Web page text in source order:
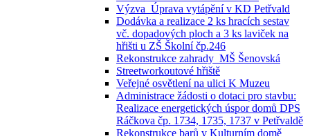
Výzva_Úprava vytápění v KD Petřvald
Dodávka a realizace 2 ks hracích sestav
vč. dopadových ploch a 3 ks laviček na
hřišti u ZŠ Školní čp.246
Rekonstrukce zahrady_MŠ Šenovská
Streetworkoutové hřiště
Veřejné osvětlení na ulici K Muzeu
Administrace žádosti o dotaci pro stavbu:
Realizace energetických úspor domů DPS
Ráčkova čp. 1734, 1735, 1737 v Petřvaldě
Rekonstrukce barů v Kulturním domě